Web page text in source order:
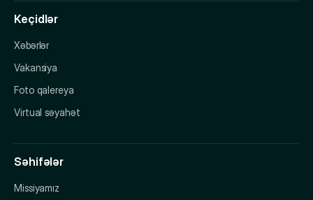
Keçidlər
Xəbərlər
Vakansiya
Foto qalereya
Virtual səyahət
Səhifələr
Missiyamız